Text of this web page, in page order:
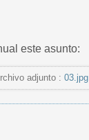
este asunto:
adjunto : 03.jpg